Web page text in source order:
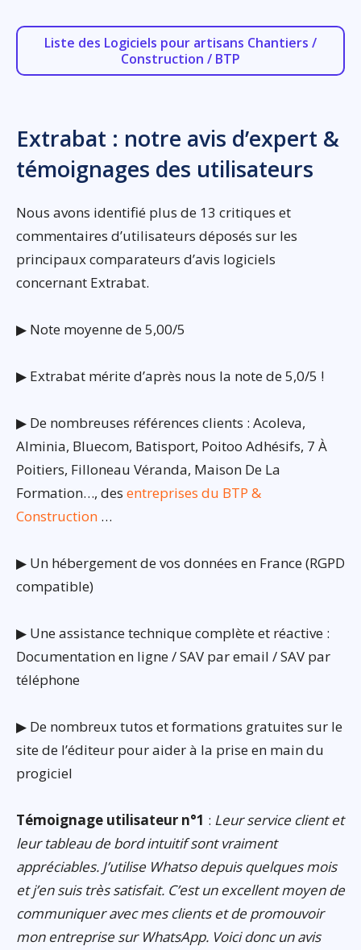
Liste des Logiciels pour artisans Chantiers /
Construction / BTP
Extrabat : notre avis d’expert &
témoignages des utilisateurs
Nous avons identifié plus de 13 critiques et
commentaires d’utilisateurs déposés sur les
principaux comparateurs d’avis logiciels
concernant Extrabat.
▶ Note moyenne de 5,00/5
▶ Extrabat mérite d’après nous la note de 5,0/5 !
▶ De nombreuses références clients : Acoleva,
Alminia, Bluecom, Batisport, Poitoo Adhésifs, 7 À
Poitiers, Filloneau Véranda, Maison De La
Formation…, des entreprises du BTP &
Construction …
▶ Un hébergement de vos données en France (RGPD
compatible)
▶ Une assistance technique complète et réactive :
Documentation en ligne / SAV par email / SAV par
téléphone
▶ De nombreux tutos et formations gratuites sur le
site de l’éditeur pour aider à la prise en main du
progiciel
Témoignage utilisateur n°1 : Leur service client et
leur tableau de bord intuitif sont vraiment
appréciables. J’utilise Whatso depuis quelques mois
et j’en suis très satisfait. C’est un excellent moyen de
communiquer avec mes clients et de promouvoir
mon entreprise sur WhatsApp. Voici donc un avis